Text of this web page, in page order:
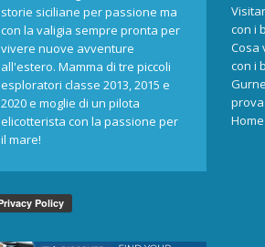
storie siciliane per passione ma
con la valigia sempre pronta per
vivere nuove avventure
all'estero. Mamma di tre piccoli
esploratori classe 2013, 2015 e
2020 e moglie di un pilota
elicotterista con la passione per
il mare!
con i
Cosa
con i
Home